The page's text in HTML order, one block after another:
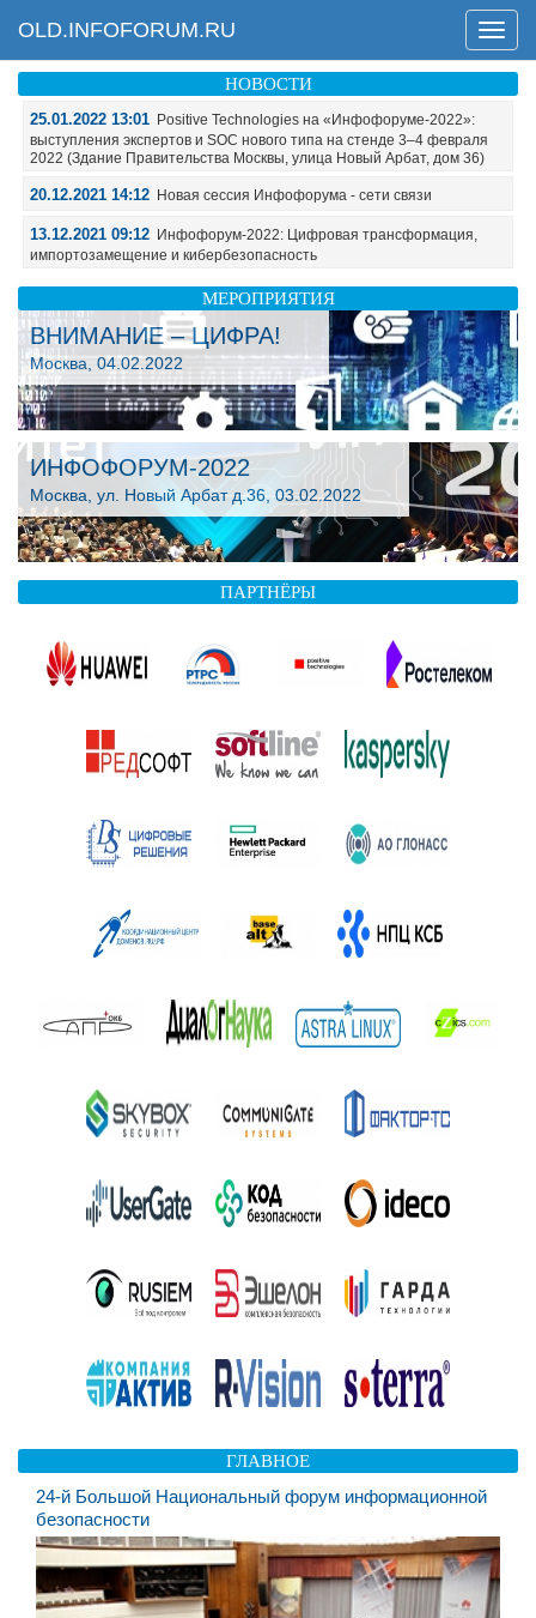
Меню
OLD.INFOFORUM.RU
НОВОСТИ
25.01.2022 13:01 Positive Technologies на «Инфофоруме-2022»:
выступления экспертов и SOC нового типа на стенде 3–4 февраля
2022 (Здание Правительства Москвы, улица Новый Арбат, дом 36)
20.12.2021 14:12 Новая сессия Инфофорума - сети связи
13.12.2021 09:12 Инфофорум-2022: Цифровая трансформация,
импортозамещение и кибербезопасность
МЕРОПРИЯТИЯ
ВНИМАНИЕ – ЦИФРА!
Москва, 04.02.2022
ИНФОФОРУМ-2022
Москва, ул. Новый Арбат д.36, 03.02.2022
ПАРТНЁРЫ
ГЛАВНОЕ
24-й Большой Национальный форум информационной
безопасности